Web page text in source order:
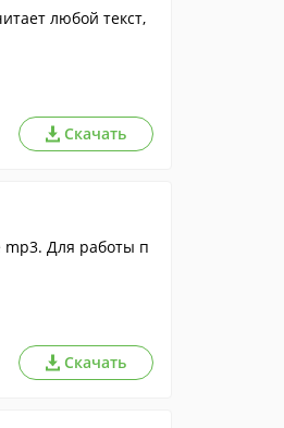
любой текст,
Скачать
mp3. Для работы п
Скачать